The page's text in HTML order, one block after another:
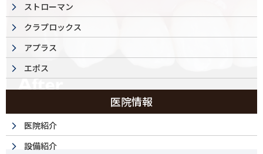
ストローマン
クラプロックス
アプラス
エポス
医院情報
医院紹介
設備紹介